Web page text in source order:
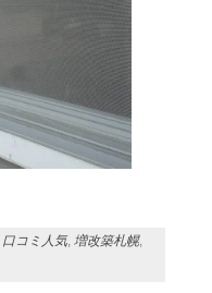
口コミ人気,増改築札幌,